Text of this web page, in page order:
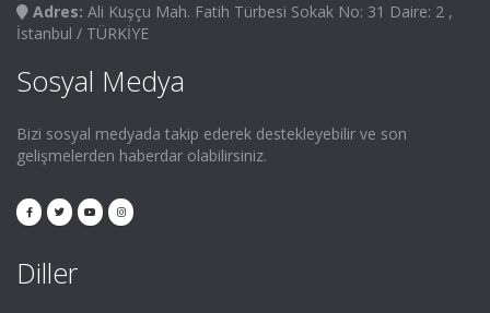
Adres: Ali Kuşçu Mah. Fatih Türbesi Sokak No: 31 Daire: 2 ,
İstanbul / TÜRKİYE
Sosyal Medya
Bizi sosyal medyada takip ederek destekleyebilir ve son
gelişmelerden haberdar olabilirsiniz.
Diller